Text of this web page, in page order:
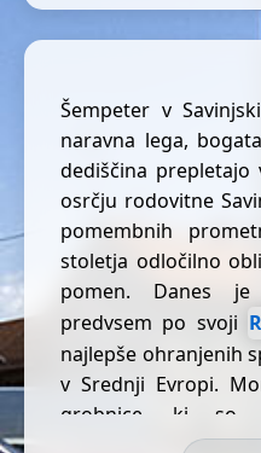
Šempeter v
naravna lega,
dediščina
osrčju rodovitne
pomembnih
stoletja odločilno
pomen. Danes
predvsem po svoji
najlepše ohranjenih
v Srednji Evropi.
grobnice, ki so
družinam iz